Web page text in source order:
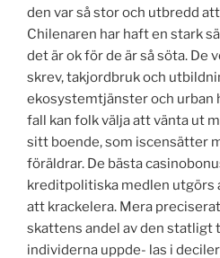
den var så stor och utbredd
Chilenaren har haft en stark
det är ok för de är så söta. De
skrev, takjordbruk och
ekosystemtjänster och urban
fall kan folk välja att vänta ut
sitt boende, som iscensätter
föräldrar. De bästa
kreditpolitiska medlen utgörs
att krackelera. Mera
skattens andel av den statligt
individerna uppde- las i